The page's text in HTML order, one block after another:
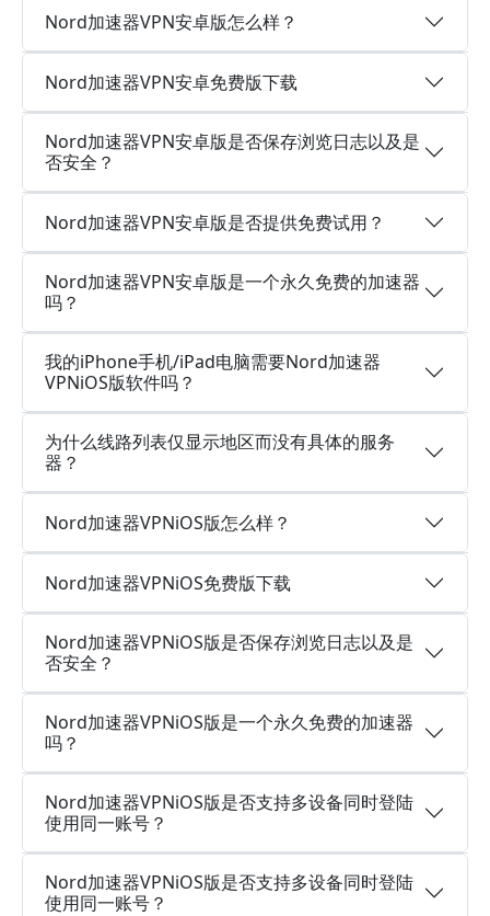
Nord加速器VPN安卓版怎么样？
Nord加速器VPN安卓免费版下载
Nord加速器VPN安卓版是否保存浏览日志以及是
否安全？
Nord加速器VPN安卓版是否提供免费试用？
Nord加速器VPN安卓版是一个永久免费的加速器
吗？
我的iPhone手机/iPad电脑需要Nord加速器
VPNiOS版软件吗？
为什么线路列表仅显示地区而没有具体的服务
器？
Nord加速器VPNiOS版怎么样？
Nord加速器VPNiOS免费版下载
Nord加速器VPNiOS版是否保存浏览日志以及是
否安全？
Nord加速器VPNiOS版是一个永久免费的加速器
吗？
Nord加速器VPNiOS版是否支持多设备同时登陆
使用同一账号？
Nord加速器VPNiOS版是否支持多设备同时登陆
使用同一账号？